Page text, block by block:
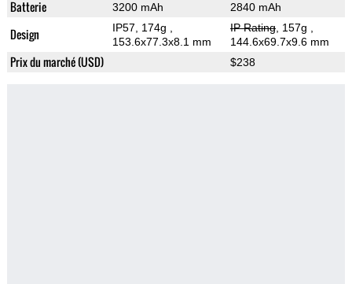
Batterie 3200 mAh 2840 mAh
Design IP57, 174g
153.6x77.3x8.1 mm
IP Rating, 157g
144.6x69.7x9.6 mm
Prix du marché (USD) $238